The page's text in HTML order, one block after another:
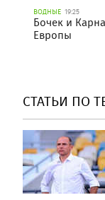
ВОДНЫЕ 19:25
Бочек и
Европы
СТАТЬИ ПО